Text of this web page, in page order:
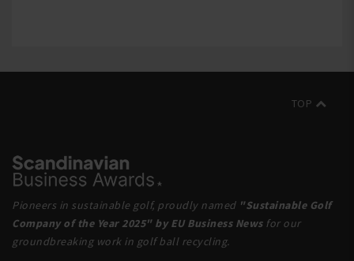
Pioneers in sustainable golf, proudly named "Sustainable Golf
Company of the Year 2025" by EU Business Newsfor our
groundbreaking work in golf ball recycling.
TOP